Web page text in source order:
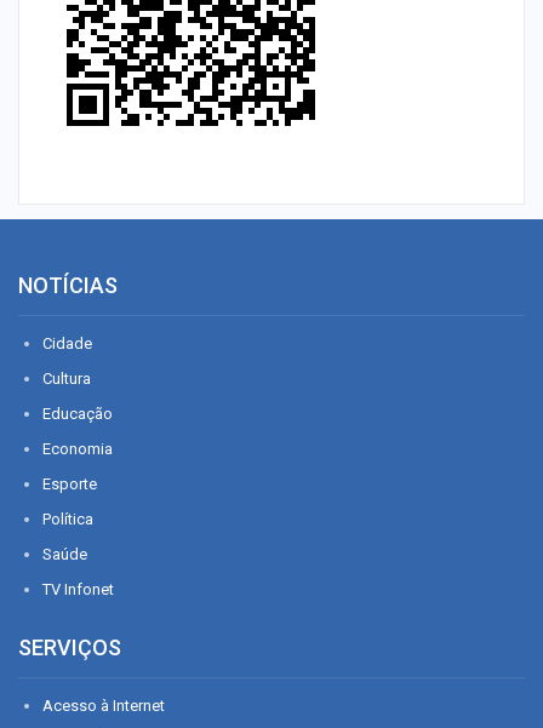
NOTÍCIAS
Cidade
Cultura
Educação
Economia
Esporte
Política
Saúde
TV Infonet
SERVIÇOS
Acesso à Internet